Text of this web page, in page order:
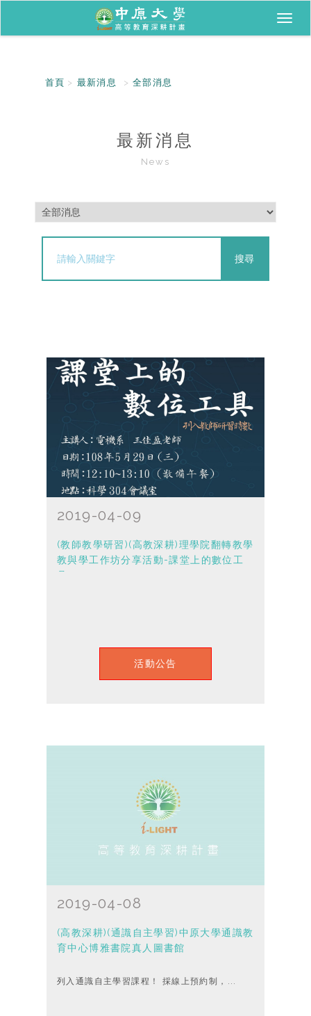
首頁 最新消息 全部消息
最新消息
News
搜尋
2019-04-09
(教師教學研習)(高教深耕)理學院翻轉教學
教與學工作坊分享活動-課堂上的數位工
具
活動公告
2019-04-08
(高教深耕)(通識自主學習)中原大學通識教
育中心博雅書院真人圖書館
列入通識自主學習課程！ 採線上預約制，...